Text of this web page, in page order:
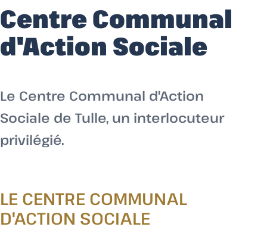
Centre Communal
d'Action Sociale
Le Centre Communal d'Action
Sociale de Tulle, un interlocuteur
privilégié.
LE CENTRE COMMUNAL
D'ACTION SOCIALE